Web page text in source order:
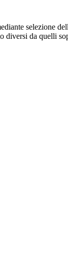
selezione
diversi da quelli